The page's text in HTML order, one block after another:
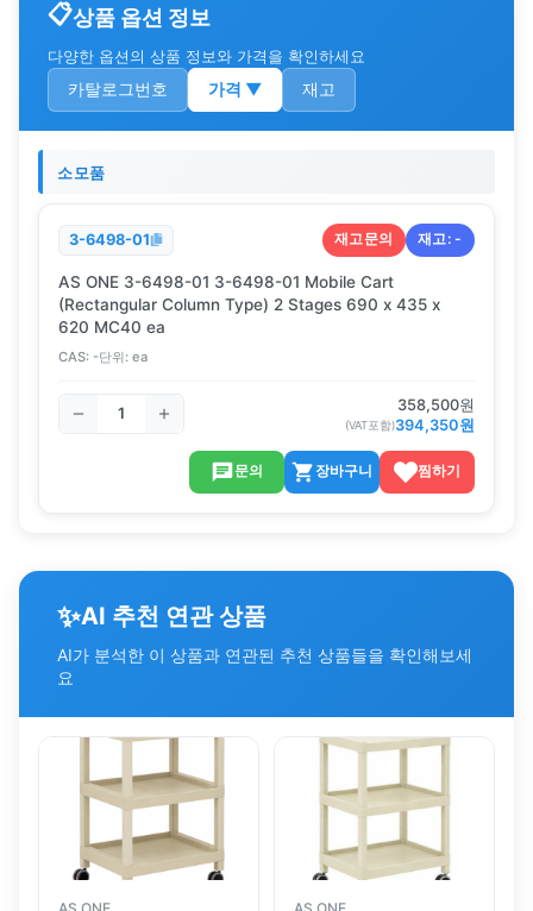
상품 옵션 정보
다양한 옵션의 상품 정보와 가격을 확인하세요
카탈로그번호 가격 ▼ 재고
소모품
3-6498-01 재고문의 재고:-
AS ONE 3-6498-01 3-6498-01 Mobile Cart
(Rectangular Column Type) 2 Stages 690 x 435 x
620 MC40 ea
CAS: -단위: ea
358,500원
(VAT포함)394,350원
문의 장바구니 찜하기
✨AI 추천 연관 상품
AI가 분석한 이 상품과 연관된 추천 상품들을 확인해보세
요